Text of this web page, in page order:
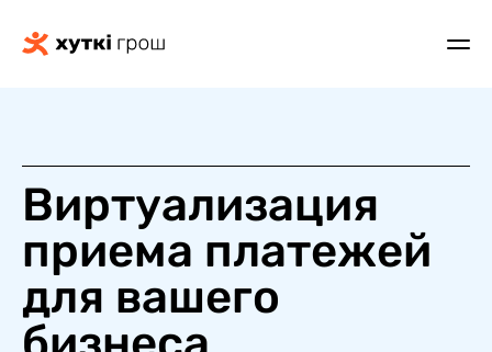
Виртуализация
приема платежей
для вашего